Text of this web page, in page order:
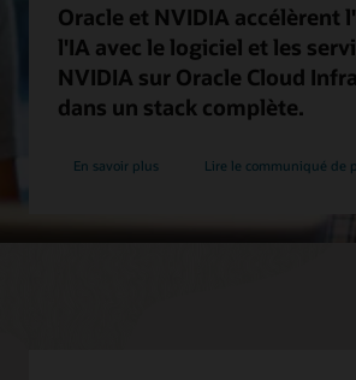
Oracle et NVIDIA accélèrent
l'IA avec le logiciel et les
NVIDIA sur Oracle Cloud
dans un stack complète.
En savoir plus Lire le communiqué de